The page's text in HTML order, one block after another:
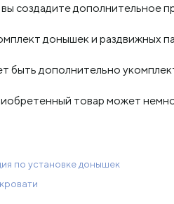
создадите дополнительное
донышек и раздвижных
быть дополнительно
товар может
по установке донышек